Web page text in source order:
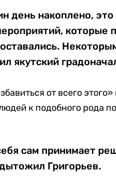
день накоплено,
которые
якутский
от всего
к подобного рода
сам принимает
Григорьев.